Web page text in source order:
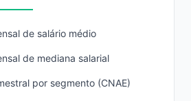
de salário médio
de mediana salarial
por segmento (CNAE)